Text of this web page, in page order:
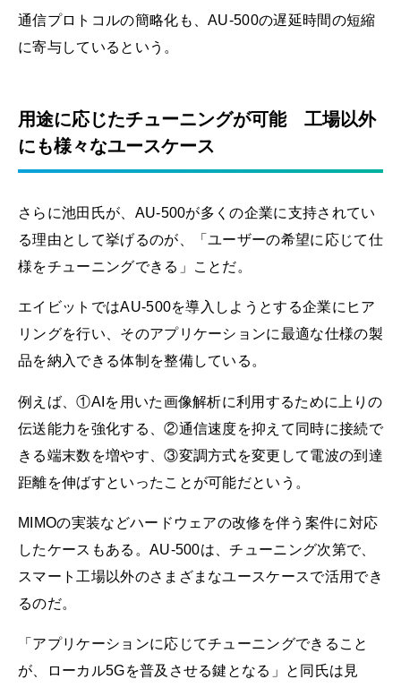
通信プロトコルの簡略化も、AU-500の遅延時間の短縮
に寄与しているという。
用途に応じたチューニングが可能 工場以外
にも様々なユースケース
さらに池田氏が、AU-500が多くの企業に支持されてい
る理由として挙げるのが、「ユーザーの希望に応じて仕
様をチューニングできる」ことだ。
エイビットではAU-500を導入しようとする企業にヒア
リングを行い、そのアプリケーションに最適な仕様の製
品を納入できる体制を整備している。
例えば、①AIを用いた画像解析に利用するために上りの
伝送能力を強化する、②通信速度を抑えて同時に接続で
きる端末数を増やす、③変調方式を変更して電波の到達
距離を伸ばすといったことが可能だという。
MIMOの実装などハードウェアの改修を伴う案件に対応
したケースもある。AU-500は、チューニング次第で、
スマート工場以外のさまざまなユースケースで活用でき
るのだ。
「アプリケーションに応じてチューニングできること
が、ローカル5Gを普及させる鍵となる」と同氏は見